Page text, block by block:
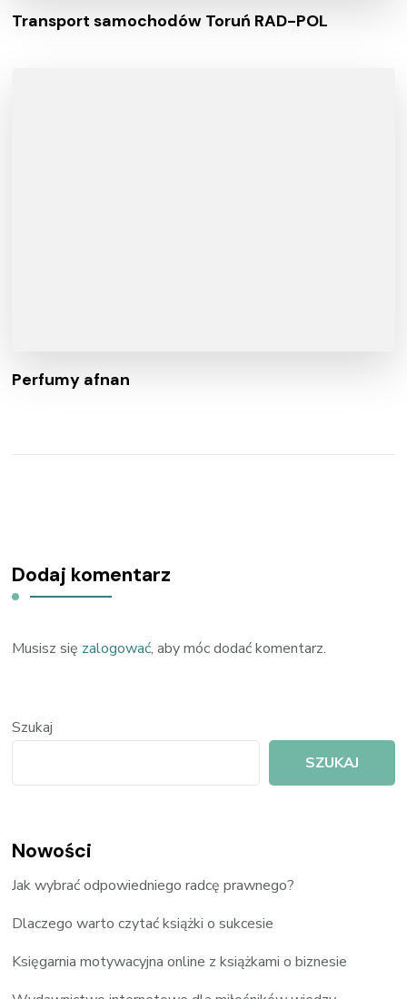
Transport samochodów Toruń RAD-POL
Perfumy afnan
Dodaj komentarz
Musisz się zalogować, aby móc dodać komentarz.
Szukaj
SZUKAJ
Nowości
Jak wybrać odpowiedniego radcę prawnego?
Dlaczego warto czytać książki o sukcesie
Księgarnia motywacyjna online z książkami o biznesie